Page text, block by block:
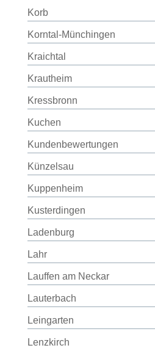
Korb
Korntal-Münchingen
Kraichtal
Krautheim
Kressbronn
Kuchen
Kundenbewertungen
Künzelsau
Kuppenheim
Kusterdingen
Ladenburg
Lahr
Lauffen am Neckar
Lauterbach
Leingarten
Lenzkirch